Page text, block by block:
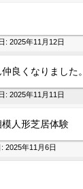
: 2025年11月12日
良くなりました。
: 2025年11月11日
形芝居体験
2025年11月6日